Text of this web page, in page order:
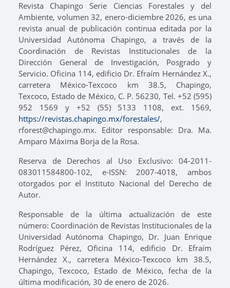
Revista Chapingo Serie Ciencias Forestales y del
Ambiente, volumen 32, enero-diciembre 2026, es una
revista anual de publicación continua editada por la
Universidad Autónoma Chapingo, a través de la
Coordinación de Revistas Institucionales de la
Dirección General de Investigación, Posgrado y
Servicio. Oficina 114, edificio Dr. Efraím Hernández X.,
carretera México-Texcoco km 38.5, Chapingo,
Texcoco, Estado de México, C. P. 56230, Tel. +52 (595)
952 1569 y +52 (55) 5133 1108, ext. 1569,
https://revistas.chapingo.mx/forestales/,
rforest@chapingo.mx. Editor responsable: Dra. Ma.
Amparo Máxima Borja de la Rosa.
Reserva de Derechos al Uso Exclusivo: 04-2011-
083011584800-102, e-ISSN: 2007-4018, ambos
otorgados por el Instituto Nacional del Derecho de
Autor.
Responsable de la última actualización de este
número: Coordinación de Revistas Institucionales de la
Universidad Autónoma Chapingo, Dr. Juan Enrique
Rodríguez Pérez, Oficina 114, edificio Dr. Efraím
Hernández X., carretera México-Texcoco km 38.5,
Chapingo, Texcoco, Estado de México, fecha de la
última modificación, 30 de enero de 2026.